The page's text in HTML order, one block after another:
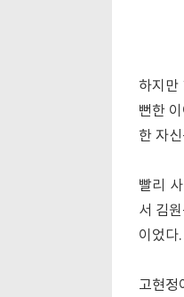
하지만
뻔한
한 자
빨리
서 김
이었다.
고현정